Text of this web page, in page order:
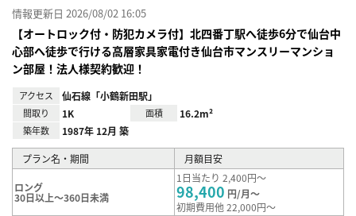
情報更新日 2026/08/02 16:05
【オートロック付・防犯カメラ付】北四番丁駅へ徒歩6分で仙台中
心部へ徒歩で行ける高層家具家電付き仙台市マンスリーマンショ
ン部屋！法人様契約歓迎！
アクセス 仙石線「小鶴新田駅」
間取り 1K 面積 16.2m²
築年数 1987年 12月 築
プラン名・期間 月額目安
ロング
30日以上～360日未満
1日当たり 2,400円～
98,400 円/月～
初期費用他 22,000円～